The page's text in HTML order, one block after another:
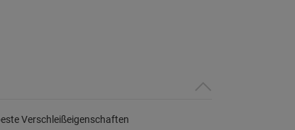
Verschleißeigenschaften